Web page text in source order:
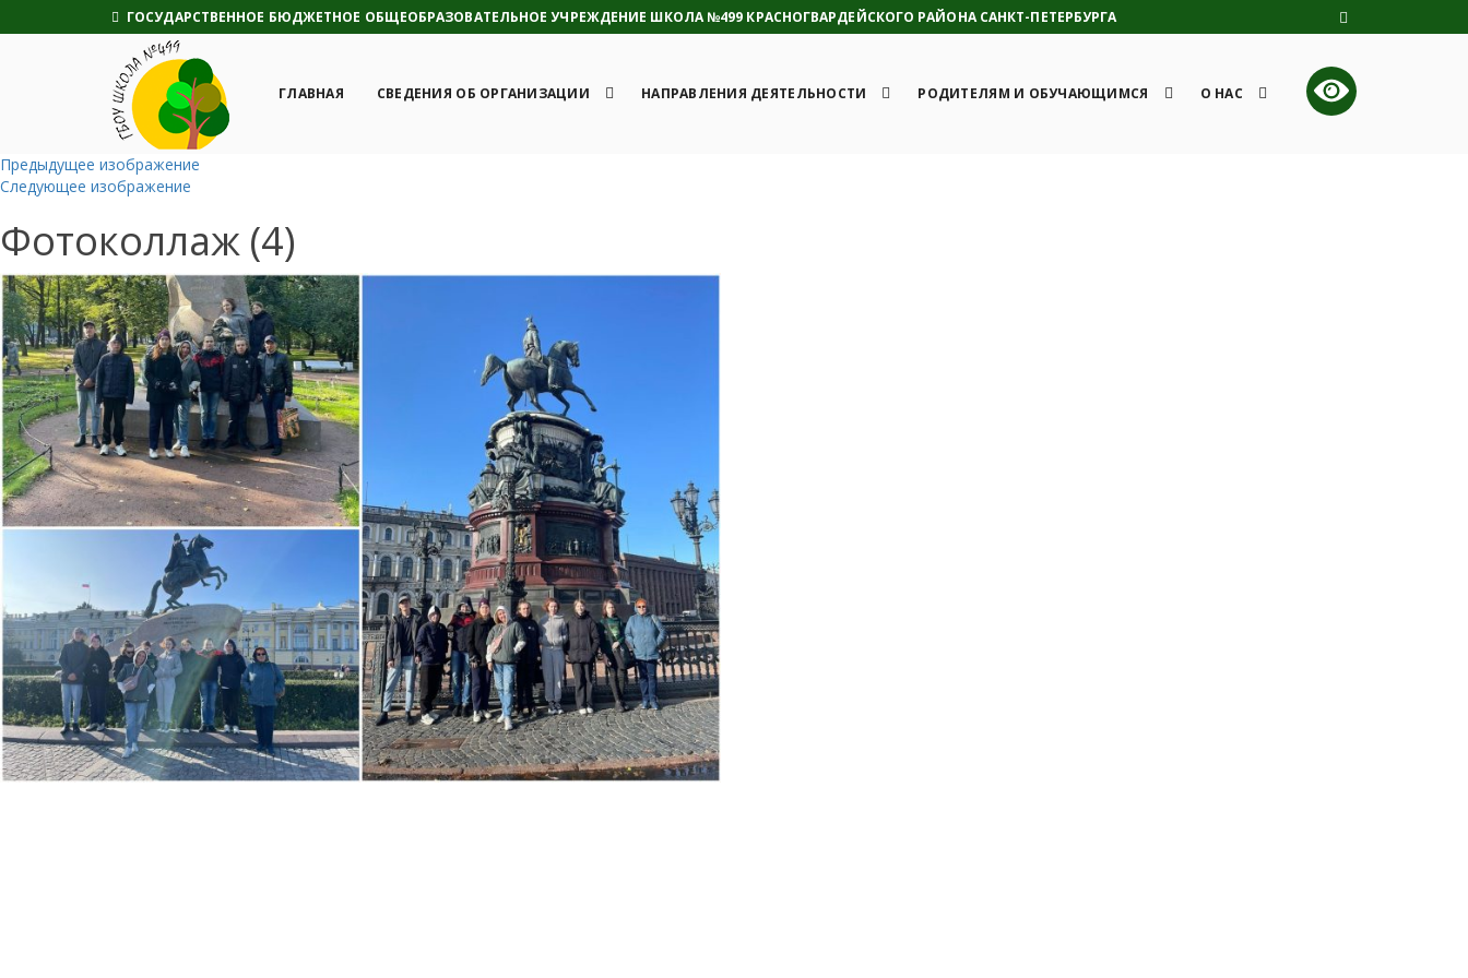
ГОСУДАРСТВЕННОЕ БЮДЖЕТНОЕ ОБЩЕОБРАЗОВАТЕЛЬНОЕ УЧРЕЖДЕНИЕ ШКОЛА №499 КРАСНОГВАРДЕЙСКОГО РАЙОНА САНКТ-ПЕТЕРБУРГА
ГЛАВНАЯ СВЕДЕНИЯ ОБ ОРГАНИЗАЦИИ НАПРАВЛЕНИЯ ДЕЯТЕЛЬНОСТИ РОДИТЕЛЯМ И ОБУЧАЮЩИМСЯ О НАС
Предыдущее изображение
Следующее изображение
Фотоколлаж (4)